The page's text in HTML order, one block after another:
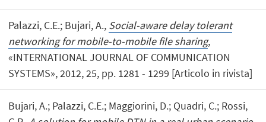
Palazzi, C.E.; Bujari, A., Social-aware delay tolerant
networking for mobile-to-mobile file sharing,
«INTERNATIONAL JOURNAL OF COMMUNICATION
SYSTEMS», 2012, 25, pp. 1281 - 1299 [Articolo in rivista]
Bujari, A.; Palazzi, C.E.; Maggiorini, D.; Quadri, C.; Rossi,